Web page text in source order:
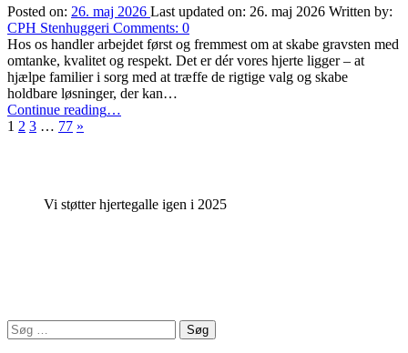
vores
udstilling,
hvor
der
er
kommet
mange
Posted on: 26. maj 2026 Last updated on: 26. maj 2026 Written by:
CPH Stenhuggeri Comments: 0
Hos os handler arbejdet først og fremmest om at skabe gravsten med
omtanke, kvalitet og respekt. Det er dér vores hjerte ligger – at
hjælpe familier i sorg med at træffe de rigtige valg og skabe
holdbare løsninger, der kan…
Continue reading“Slutsten
moseløkke
…
1 2 3 … 77 Next
»
Vi støtter hjertegalle igen i 2025
Søg
efter: